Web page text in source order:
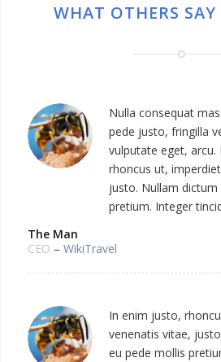
WHAT OTHERS
Nulla consequat
pede justo, fringilla
vulputate eget, arcu.
rhoncus ut,
justo. Nullam
pretium. Integer
The Man
CEO – WikiTravel
In enim justo,
venenatis vitae,
eu pede mollis